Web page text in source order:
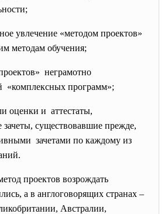
увлечение «методом проектов»
методам обучения;
неграмотно
«комплексных программ»;
оценки и аттестаты,
существовавшие прежде,
зачетами по каждому из
проектов возрождать
а в англоговорящих странах –
Австралии,